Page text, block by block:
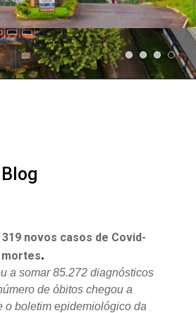
novos casos de Covid-
mortes.
a somar 85.272 diagnósticos
de óbitos chegou a
o boletim epidemiológico da